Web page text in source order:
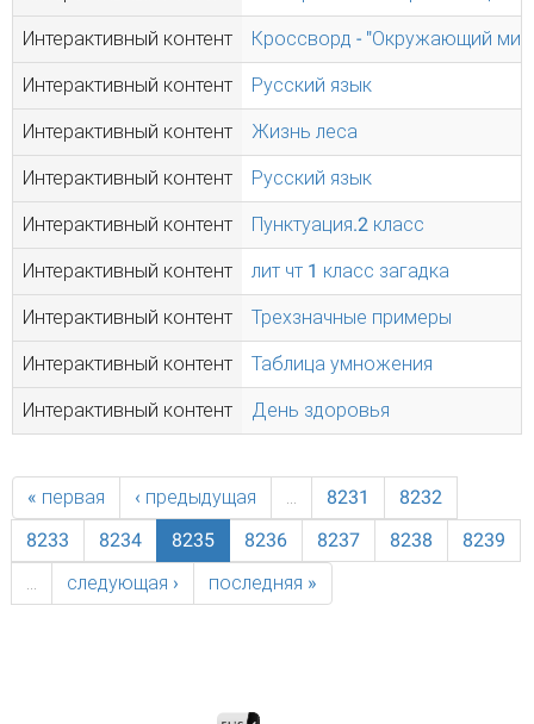
Интерактивный контент Кроссворд - "Окружающий
Интерактивный контент Русский язык
Интерактивный контент Жизнь леса
Интерактивный контент Русский язык
Интерактивный контент Пунктуация.2 класс
Интерактивный контент лит чт 1 класс загадка
Интерактивный контент Трехзначные примеры
Интерактивный контент Таблица умножения
Интерактивный контент День здоровья
« первая ‹ предыдущая … 8231
8232
8233
8234 8235 8236 8237 8238
8239
…
следующая › последняя »